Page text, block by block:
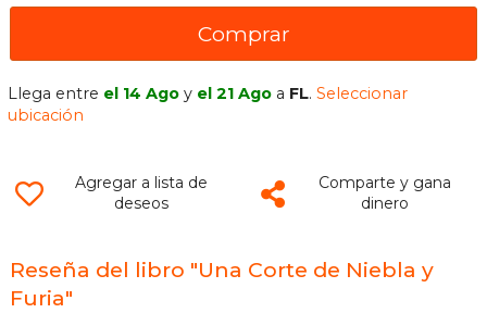
Comprar
Llega entre el 14 Ago y el 21 Ago a FL.Seleccionar
ubicación
Agregar a lista de
deseos
Comparte y gana
dinero
Reseña del libro "Una Corte de Niebla y
Furia"